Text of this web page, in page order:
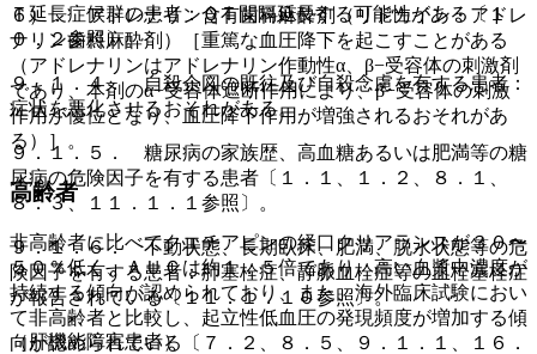
６）． アドレナリン含有歯科麻酔剤（リドカイン・アドレ
ナリン歯科麻酔剤）［重篤な血圧降下を起こすことがある
（アドレナリンはアドレナリン作動性α、β−受容体の刺激剤
であり、本剤のα−受容体遮断作用により、β−受容体の刺激
作用が優位となり、血圧降下作用が増強されるおそれがあ
る）］。
高齢者
非高齢者に比べてクエチアピンの経口クリアランスが３０〜
５０％低く、ＡＵＣは約１．５倍であり、高い血漿中濃度が
持続する傾向が認められており、また、海外臨床試験におい
て非高齢者と比較し、起立性低血圧の発現頻度が増加する傾
向が認められている〔７．２、８．５、９．１．１、１６．
Ｔ延長症候群の患者：ＱＴ間隔延長する可能性がある〔１
０．２参照〕。
９．１．４． 自殺企図の既往及び自殺念慮を有する患者：
症状を悪化させるおそれがある。
９．１．５． 糖尿病の家族歴、高血糖あるいは肥満等の糖
尿病の危険因子を有する患者〔１．１、１．２、８．１、
８．３、１１．１．１参照〕。
９．１．６． 不動状態、長期臥床、肥満、脱水状態等の危
険因子を有する患者：肺塞栓症、静脈血栓症等の血栓塞栓症
が報告されている〔１１．１．１０参照〕。
（肝機能障害患者）